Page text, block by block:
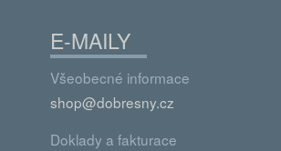
E-MAILY
Všeobecné informace
shop@dobresny.cz
Doklady a fakturace